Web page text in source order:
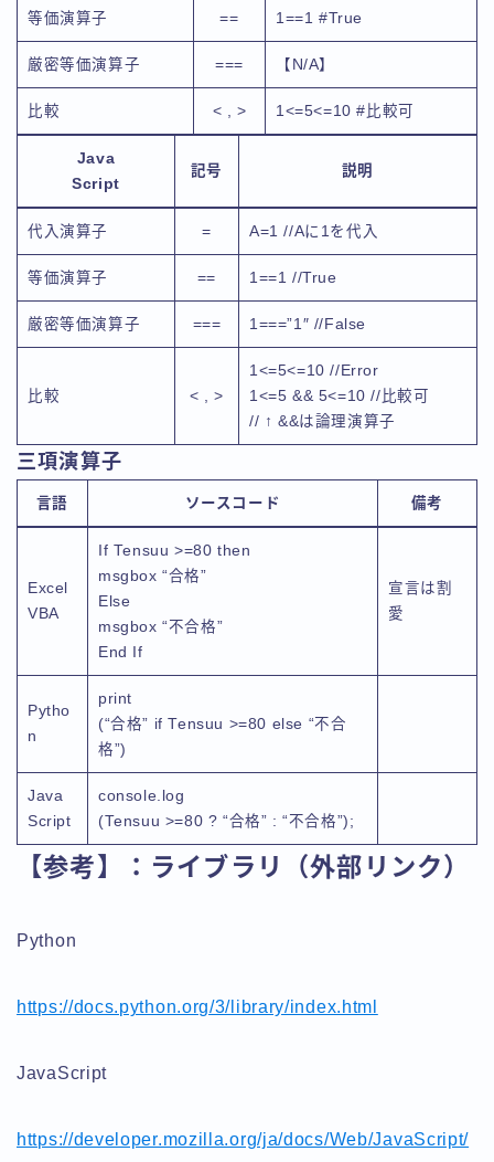
等価演算子 == 1==1 #True
厳密等価演算子 === 【N/A】
比較 < , > 1<=5<=10 #比較可
Java
Script
記号 説明
代入演算子 = A=1 //Aに1を代入
等価演算子 == 1==1 //True
厳密等価演算子 === 1===”1″ //False
比較 < , >
1<=5<=10 //Error
1<=5 && 5<=10 //比較可
// ↑ &&は論理演算子
三項演算子
言語 ソースコード 備考
Excel
VBA
If Tensuu >=80 then
msgbox “合格”
Else
msgbox “不合格”
End If
宣言は割
愛
Pytho
n
print
(“合格” if Tensuu >=80 else “不合
格”)
Java
Script
console.log
(Tensuu >=80 ? “合格” : “不合格”);
【参考】：ライブラリ（外部リンク）
Python
https://docs.python.org/3/library/index.html
JavaScript
https://developer.mozilla.org/ja/docs/Web/JavaScript/